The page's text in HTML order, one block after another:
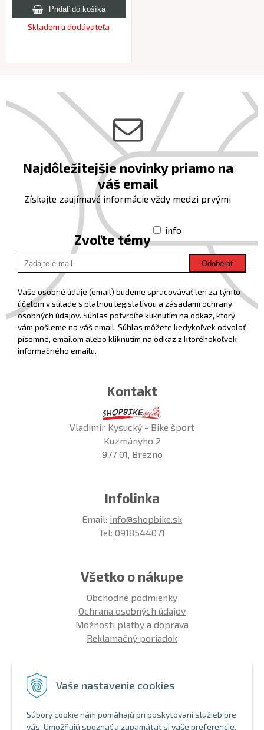
Vaše nastavenie cookies
Súbory cookie nám pomáhajú pri poskytovaní služieb pre
vás. Umožňujú spoznať a zapamätať si vaše preferencie.
Skladom u dodávateľa
Najdôležitejšie novinky priamo na
váš email
Získajte zaujímavé informácie vždy medzi prvými
Zvoľte témy
info
Odoberať
Vaše osobné údaje (email) budeme spracovávať len za týmto
účelom v súlade s platnou legislatívou a zásadami ochrany
osobných údajov. Súhlas potvrdíte kliknutím na odkaz, ktorý
vám pošleme na váš email. Súhlas môžete kedykoľvek odvolať
písomne, emailom alebo kliknutím na odkaz z ktoréhokoľvek
informačného emailu.
Kontakt
Vladimír Kysucký - Bike šport
Kuzmányho 2
977 01, Brezno
Infolinka
Email: info@shopbike.sk
Tel: 0918544071
Všetko o nákupe
Obchodné podmienky
Ochrana osobných údajov
Možnosti platby a doprava
Reklamačný poriadok
Aký bicykel kúpiť 26' | 27,5' | 29'